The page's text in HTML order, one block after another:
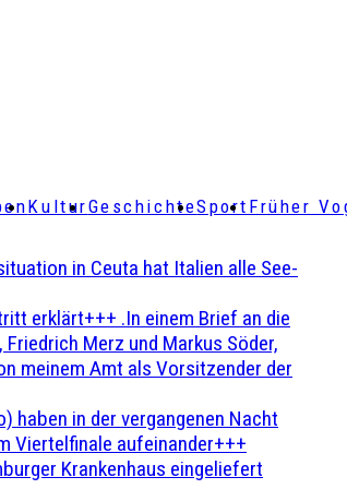
KulturGeschichteSport Früher
in Ceuta hat Italien alle See-
erklärt+++ .In einem Brief an die
Merz und Markus Söder,
meinem Amt als Vorsitzender der
haben in der vergangenen Nacht
Viertelfinale aufeinander+++
Krankenhaus eingeliefert